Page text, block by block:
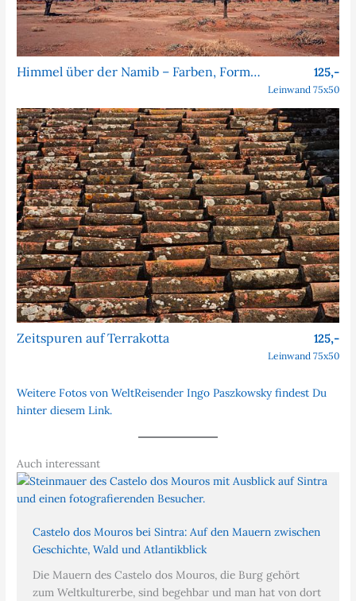
Himmel über der Namib – Farben, Formen, Faszination 125,-
Leinwand 75x50
Zeitspuren auf Terrakotta 125,-
Leinwand 75x50
Weitere Fotos von WeltReisender Ingo Paszkowsky findest Du
hinter diesem Link.
Auch interessant
Castelo dos Mouros bei Sintra: Auf den Mauern zwischen
Geschichte, Wald und Atlantikblick
Die Mauern des Castelo dos Mouros, die Burg gehört
zum Weltkulturerbe, sind begehbar und man hat von dort